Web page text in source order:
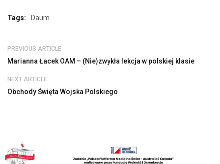
Tags: Daum
PREVIOUS ARTICLE
Marianna Łacek OAM – (Nie)zwykła lekcja w polskiej klasie
NEXT ARTICLE
Obchody Święta Wojska Polskiego